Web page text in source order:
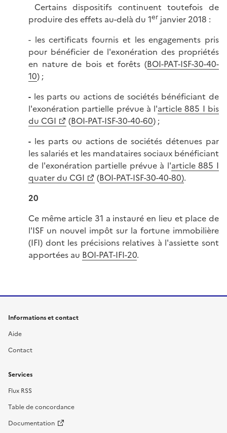
Certains dispositifs continuent toutefois de
produire des effets au-delà du 1er janvier 2018 :
- les certificats fournis et les engagements pris
pour bénéficier de l'exonération des propriétés
en nature de bois et forêts (BOI-PAT-ISF-30-40-
10) ;
- les parts ou actions de sociétés bénéficiant de
l'exonération partielle prévue à l'article 885 I bis
du CGI
(BOI-PAT-ISF-30-40-60) ;
- les parts ou actions de sociétés détenues par
les salariés et les mandataires sociaux bénéficiant
de l'exonération partielle prévue à l'article 885 I
quater du CGI
(BOI-PAT-ISF-30-40-80).
20
Ce même article 31 a instauré en lieu et place de
l'ISF un nouvel impôt sur la fortune immobilière
(IFI) dont les précisions relatives à l'assiette sont
apportées au BOI-PAT-IFI-20.
Informations et contact
Aide
Contact
Services
Flux RSS
Table de concordance
Documentation